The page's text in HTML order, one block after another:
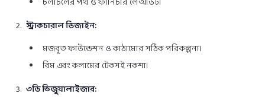
চলাচলের পথ ও ফার্নিচার লেআউট।
স্ট্রাকচারাল ডিজাইন:
মজবুত ফাউন্ডেশন ও কাঠামোর সঠিক পরিকল্পনা।
বিম এবং কলামের টেকসই নকশা।
৩ডি ভিজুয়ালাইজার: